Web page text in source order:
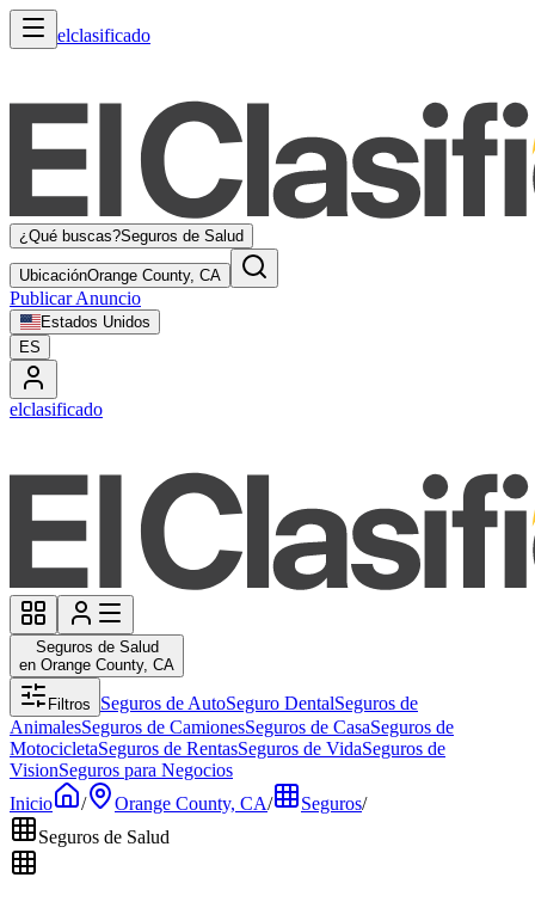
elclasificado
¿Qué buscas?Seguros de Salud
UbicaciónOrange County, CA
Publicar Anuncio
Estados Unidos
ES
elclasificado
Seguros de Salud
en Orange County, CA
Filtros Seguros de AutoSeguro DentalSeguros de
AnimalesSeguros de CamionesSeguros de CasaSeguros de
MotocicletaSeguros de RentasSeguros de VidaSeguros de
VisionSeguros para Negocios
Inicio
/ Orange County, CA/ Seguros/
Seguros de Salud